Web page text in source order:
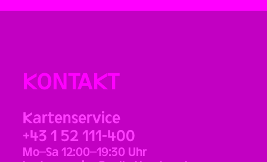
KONTAKT
Kartenservice
+43 1 52 111-400
Mo–Sa 12:00–19:30 Uhr